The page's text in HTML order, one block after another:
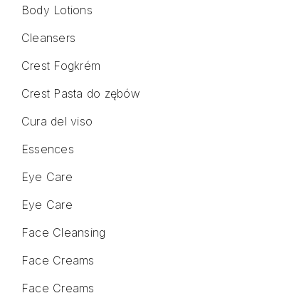
Body Lotions
Cleansers
Crest Fogkrém
Crest Pasta do zębów
Cura del viso
Essences
Eye Care
Eye Care
Face Cleansing
Face Creams
Face Creams